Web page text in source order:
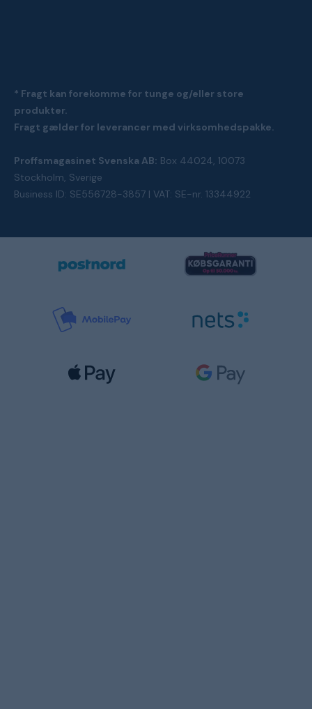
* Fragt kan forekomme for tunge og/eller store
produkter.
Fragt gælder for leverancer med virksomhedspakke.
Proffsmagasinet Svenska AB: Box 44024, 10073
Stockholm, Sverige
Business ID: SE556728-3857 | VAT: SE-nr. 13344922